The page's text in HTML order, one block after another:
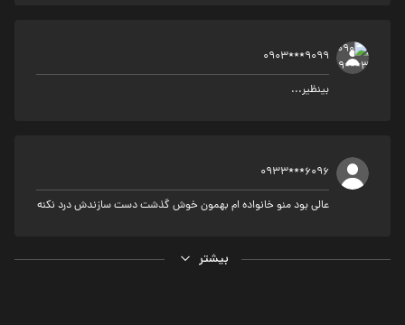
0903***9099
بینظیر...
0933***6096
عالی بود منو خانواده ام بهمون خوش گذشت دست سازندش درد نکنه
بیشتر